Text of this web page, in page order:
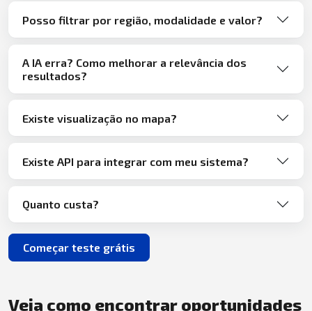
Posso filtrar por região, modalidade e valor?
A IA erra? Como melhorar a relevância dos
resultados?
Existe visualização no mapa?
Existe API para integrar com meu sistema?
Quanto custa?
Começar teste grátis
Veja como encontrar oportunidades